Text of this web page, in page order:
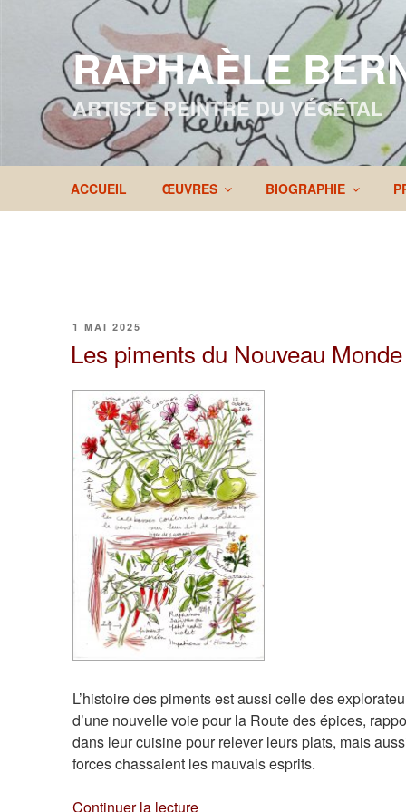
RAPHAÈLE
ARTISTE PEINTRE DU VÉGÉTAL
ACCUEIL ŒUVRES BIOGRAPHIE
PUBLIÉ
1 MAI 2025
Les piments du Nouveau Monde
L’histoire des piments est aussi celle des
d’une nouvelle voie pour la Route des épices,
dans leur cuisine pour relever leurs plats, mais
forces chassaient les mauvais esprits.
Continuer la lecturede